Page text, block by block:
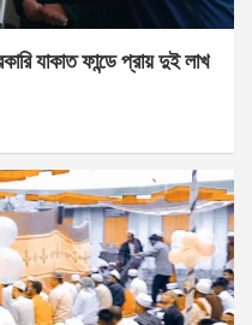
যাকাত ফান্ডে প্রায় দুই লাখ